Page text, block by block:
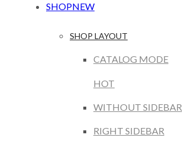
SHOPNEW
SHOP LAYOUT
CATALOG MODE
HOT
WITHOUT SIDEBAR
RIGHT SIDEBAR